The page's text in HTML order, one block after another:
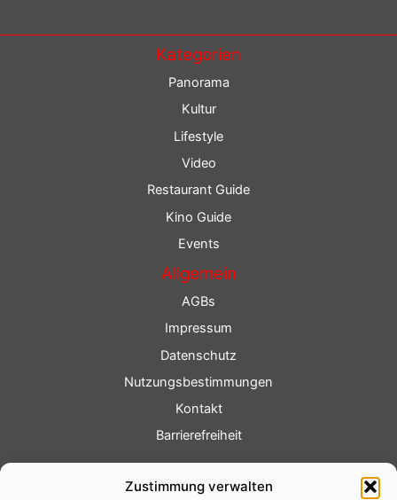
Zustimmung verwalten
Kategorien
Panorama
Kultur
Lifestyle
Video
Restaurant Guide
Kino Guide
Events
Allgemein
AGBs
Impressum
Datenschutz
Nutzungsbestimmungen
Kontakt
Barrierefreiheit